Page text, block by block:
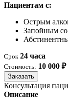
Пациентам с:
Острым
Запойным
Срок 24 часа
Стоимость: 10 000 ₽
Заказать
Консультация
Описание